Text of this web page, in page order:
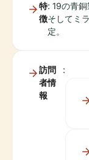
特
徴
: 19の青
そしてミ
定。
訪問
者情
報
: